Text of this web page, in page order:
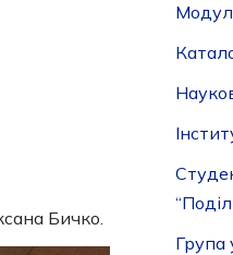
Бичко.
Група